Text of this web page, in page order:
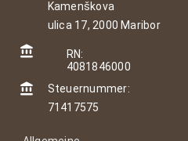
Kamenškova
ulica 17, 2000 Maribor
RN:
4081846000
Steuernummer:
71417575